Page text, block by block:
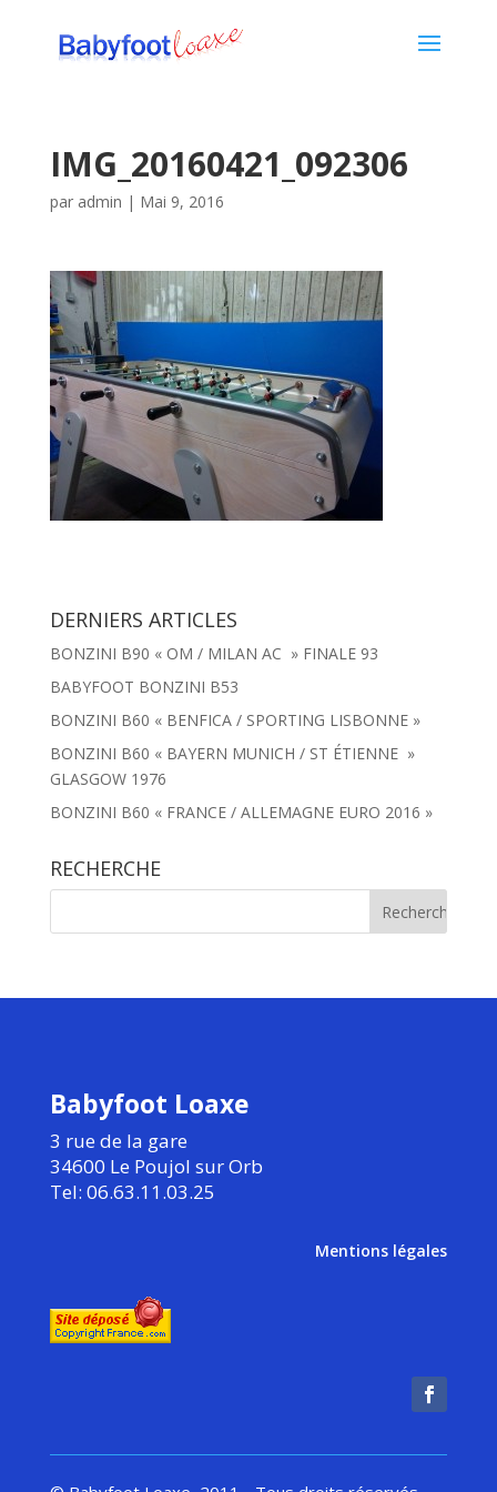
IMG_20160421_092306
par admin | Mai 9, 2016
DERNIERS ARTICLES
BONZINI B90 « OM / MILAN AC » FINALE 93
BABYFOOT BONZINI B53
BONZINI B60 « BENFICA / SPORTING LISBONNE »
BONZINI B60 « BAYERN MUNICH / ST ÉTIENNE »
GLASGOW 1976
BONZINI B60 « FRANCE / ALLEMAGNE EURO 2016 »
RECHERCHE
Babyfoot Loaxe
3 rue de la gare
34600 Le Poujol sur Orb
Tel: 06.63.11.03.25
Mentions légales